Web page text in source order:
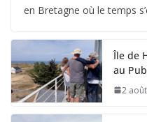
en Bretagne où le temps
Île de
au
2